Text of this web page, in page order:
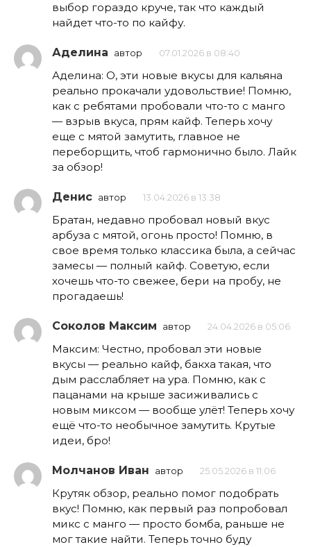
выбор гораздо круче, так что каждый
найдет что-то по кайфу.
Аделина автор 07.01.2026 в 08:40
Аделина: О, эти новые вкусы для кальяна
реально прокачали удовольствие! Помню,
как с ребятами пробовали что-то с манго
— взрыв вкуса, прям кайф. Теперь хочу
еще с мятой замутить, главное не
переборщить, чтоб гармонично было. Лайк
за обзор!
Денис автор 13.04.2026 в 13:38
Братан, недавно пробовал новый вкус
арбуза с мятой, огонь просто! Помню, в
свое время только классика была, а сейчас
замесы — полный кайф. Советую, если
хочешь что-то свежее, бери на пробу, не
прогадаешь!
Соколов Максим автор 24.04.2026 в 05:06
Максим: Честно, пробовал эти новые
вкусы — реально кайф, бакха такая, что
дым расслабляет на ура. Помню, как с
пацанами на крыше засиживались с
новым миксом — вообще улёт! Теперь хочу
ещё что-то необычное замутить. Крутые
идеи, бро!
Молчанов Иван автор 25.05.2026 в 11:06
Крутяк обзор, реально помог подобрать
вкус! Помню, как первый раз попробовал
микс с манго — просто бомба, раньше не
мог такие найти. Теперь точно буду